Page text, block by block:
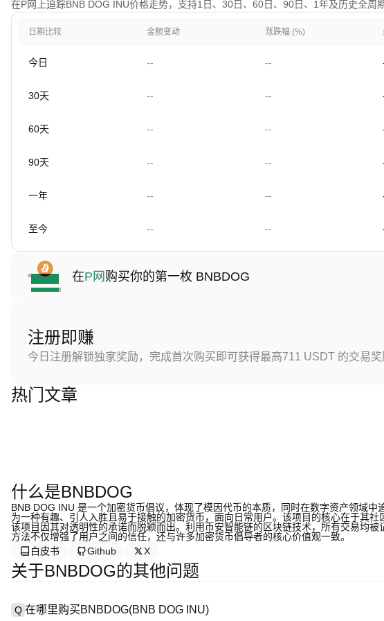
在P网上追踪BNB DOG INU价格走势，支持1日、30日、60日、90日、1年及历史全周
日期比较 金额变动 涨跌幅 (%)
今日 -- --
30天 -- --
60天 -- --
90天 -- --
一年 -- --
至今 -- --
在P网 购买你的第一枚 BNBDOG
注册即赚
今日注册解锁独家奖励，完成首次购买即可获得最高711 USDT 的交易奖
热门文章
什么是BNBDOG
BNB DOG INU 是一个加密货币倡议，体现了模因代币的本质，同时在数字资产领域
为一种有趣、引人入胜且易于接触的加密货币，面向日常用户。该项目的核心在于其社
该项目因其对透明性的承诺而脱颖而出。利用币安智能链的区块链技术，所有交易均
方法不仅增强了用户之间的信任，还与许多加密货币倡导者的核心价值观一致。
白皮书
Github X
关于BNBDOG的其他问题
Q 在哪里购买BNBDOG(BNB DOG INU)